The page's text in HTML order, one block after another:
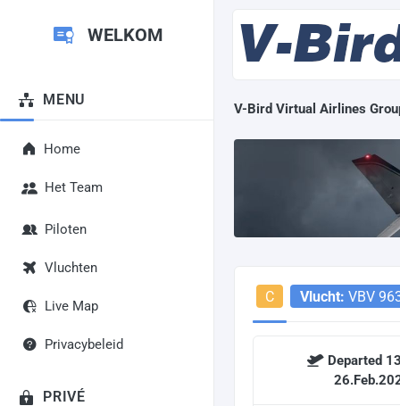
WELKOM
MENU
Home
Het Team
Piloten
Vluchten
Live Map
Privacybeleid
PRIVÉ
V-Bird Virtual Airlines
C Vlucht: VBV
Departed